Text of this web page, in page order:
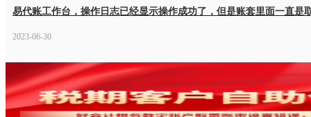
易代账工作台，操作日志已经显示操作成功了，但是账套里面一直是
2023-06-30